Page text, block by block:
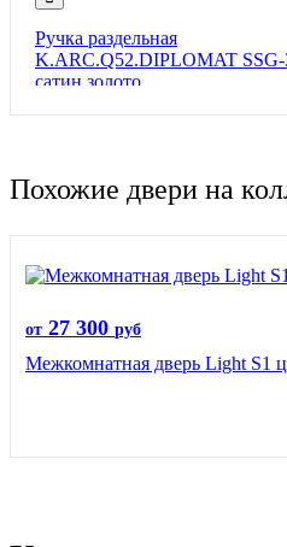
Ручка раздельная
K.ARC.Q52.DIPLOMAT SSG-
сатин.золото
Похожие двери на
от 27 300 руб
Межкомнатная дверь Light S1